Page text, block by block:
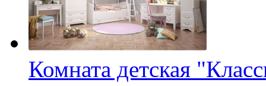
Комната детская